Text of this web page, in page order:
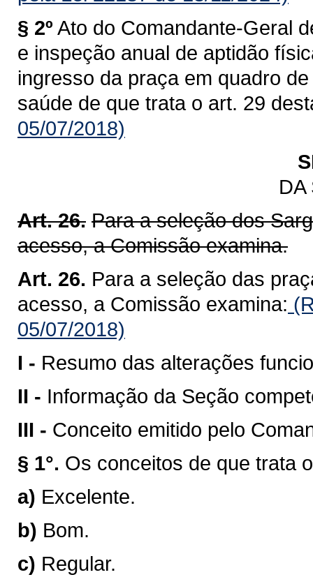
§ 2º Ato do Comandante-Geral
e inspeção anual de aptidão
ingresso da praça em quadro
saúde de que trata o art. 29
05/07/2018)
DA
Art. 26. Para a seleção dos
acesso, a Comissão examina.
Art. 26. Para a seleção das
acesso, a Comissão examina:
05/07/2018)
I - Resumo das alterações
II - Informação da Seção
III - Conceito emitido pelo
§ 1°. Os conceitos de que trata
a) Excelente.
b) Bom.
c) Regular.